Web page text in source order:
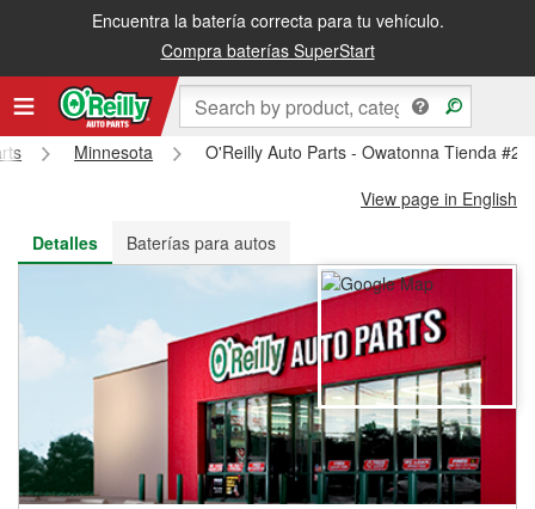
Encuentra la batería correcta para tu vehículo.
Compra baterías SuperStart
Recibe tu orden gratis al día siguiente o recógela en la tienda
Minnesota
O'Reilly Auto Parts - Owatonna Tienda
View page in English
Detalles
Baterías para autos